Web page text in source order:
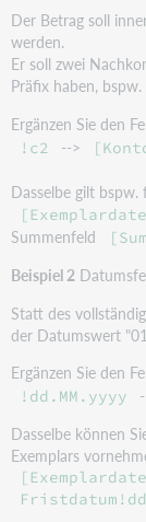
Der Betrag soll
werden.
Er soll zwei
Präfix haben,
Ergänzen Sie den
!c2 -->
Dasselbe gilt bspw.
Summenfeld
Beispiel 2
Statt des
der Datumswert
Ergänzen Sie den
!dd.MM.yyyy
Dasselbe können
Exemplars